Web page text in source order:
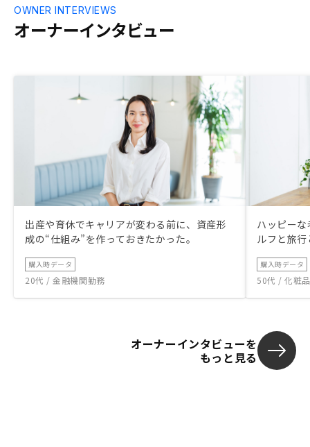
オーナーインタビュー
OWNER INTERVIEWS
出産や育休でキャリアが変わる前に、資産形
成の“仕組み”を作っておきたかった。
購入時データ
20代 / 金融機関勤務
ハッピー
ルフと旅
購入時データ
50代 / 化粧
オーナーインタビューを
もっと見る